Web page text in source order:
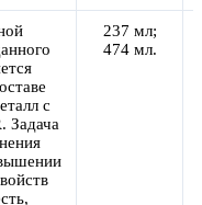
с
Задача
237 мл;
474 мл.